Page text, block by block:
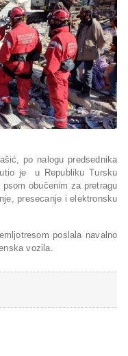
po nalogu predsednika
je u Republiku Tursku
obučenim za pretragu
presecanje i elektronsku
poslala navalno
vozila.